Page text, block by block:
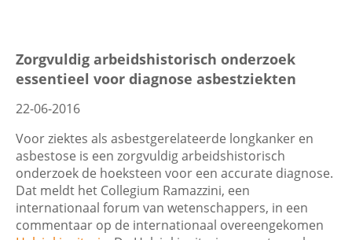
Zorgvuldig arbeidshistorisch onderzoek
essentieel voor diagnose asbestziekten
22-06-2016
Voor ziektes als asbestgerelateerde longkanker en
asbestose is een zorgvuldig arbeidshistorisch
onderzoek de hoeksteen voor een accurate diagnose.
Dat meldt het Collegium Ramazzini, een
internationaal forum van wetenschappers, in een
commentaar op de internationaal overeengekomen